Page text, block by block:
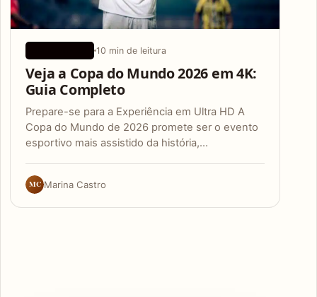
10 min de leitura
Veja a Copa do Mundo 2026 em 4K:
Guia Completo
Prepare-se para a Experiência em Ultra HD A
Copa do Mundo de 2026 promete ser o evento
esportivo mais assistido da história,…
MC Marina Castro